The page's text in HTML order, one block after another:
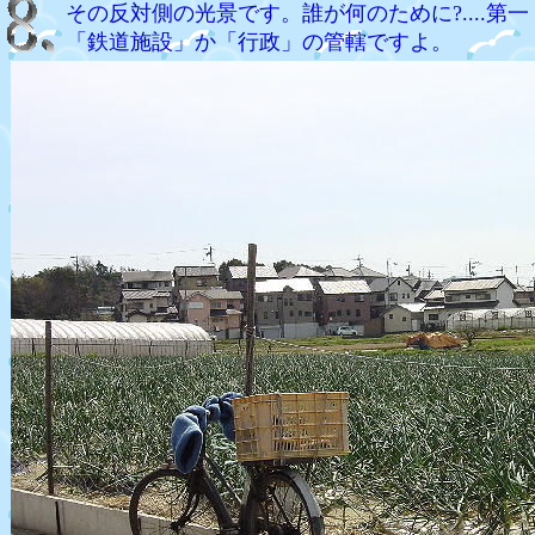
その反対側の光景です。誰が何のために?....第
「鉄道施設」か「行政」の管轄ですよ。